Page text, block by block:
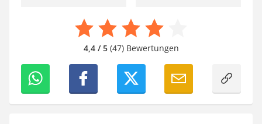
4,4 / 5(47) Bewertungen